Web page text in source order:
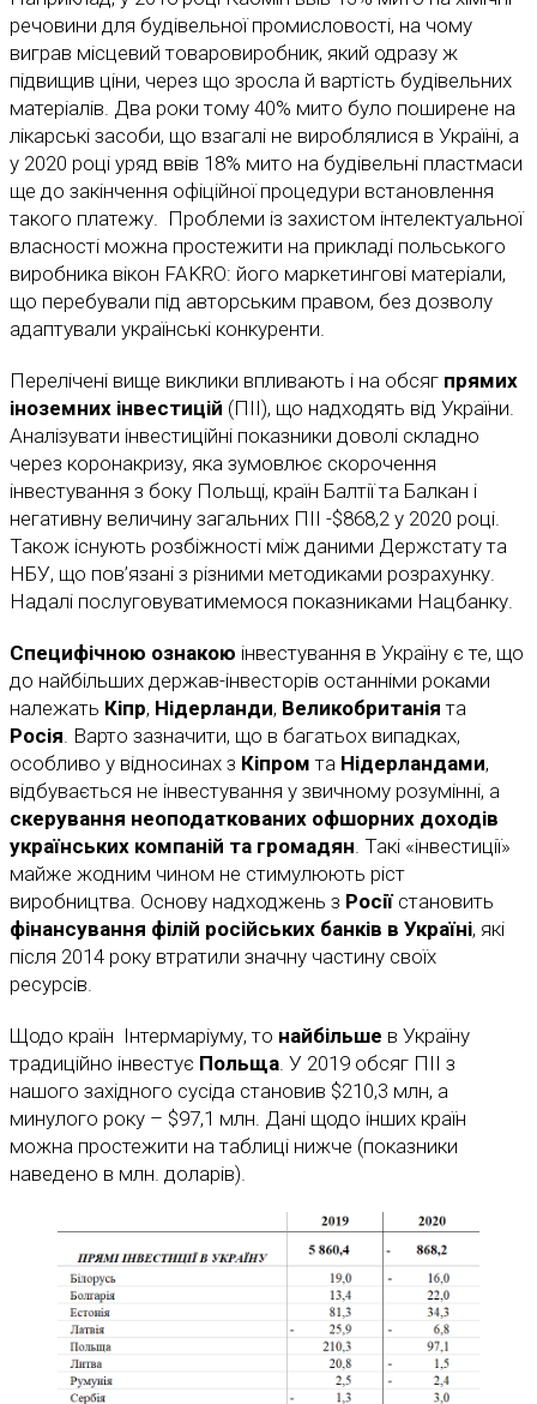
речовини для будівельної промисловості, на чому
виграв місцевий товаровиробник, який одразу ж
підвищив ціни, через що зросла й вартість будівельних
матеріалів. Два роки тому 40% мито було поширене на
лікарські засоби, що взагалі не вироблялися в Україні, а
у 2020 році уряд ввів 18% мито на будівельні пластмаси
ще до закінчення офіційної процедури встановлення
такого платежу. Проблеми із захистом інтелектуальної
власності можна простежити на прикладі польського
виробника вікон FAKRO: його маркетингові матеріали,
що перебували під авторським правом, без дозволу
адаптували українські конкуренти.
Перелічені вище виклики впливають і на обсяг прямих
іноземних інвестицій (ПІІ), що надходять від України.
Аналізувати інвестиційні показники доволі складно
через коронакризу, яка зумовлює скорочення
інвестування з боку Польщі, країн Балтії та Балкан і
негативну величину загальних ПІІ -$868,2 у 2020 році.
Також існують розбіжності між даними Держстату та
НБУ, що пов’язані з різними методиками розрахунку.
Надалі послуговуватимемося показниками Нацбанку.
Специфічною ознакою інвестування в Україну є те, що
до найбільших держав-інвесторів останніми роками
належать Кіпр, Нідерланди, Великобританіята
Росія. Варто зазначити, що в багатьох випадках,
особливо у відносинах з Кіпромта Нідерландами,
відбувається не інвестування у звичному розумінні, а
скерування неоподаткованих офшорних доходів
українських компаній та громадян. Такі «інвестиції»
майже жодним чином не стимулюють ріст
виробництва. Основу надходжень з Росії становить
фінансування філій російських банків в Україні, які
після 2014 року втратили значну частину своїх
ресурсів.
Щодо країн Інтермаріуму, то найбільше в Україну
традиційно інвестує Польща. У 2019 обсяг ПІІ з
нашого західного сусіда становив $210,3 млн, а
минулого року – $97,1 млн. Дані щодо інших країн
можна простежити на таблиці нижче (показники
наведено в млн. доларів).